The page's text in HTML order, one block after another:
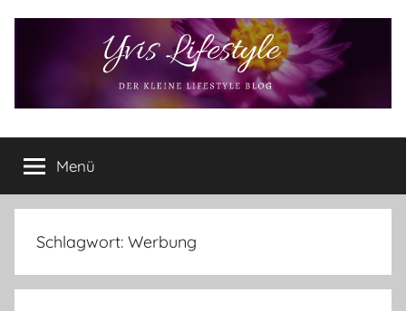
Yvis
Lifestyle
Lifestyle
Blog
–
Lifestyle,
Produkttests
Menü
Schlagwort: Werbung